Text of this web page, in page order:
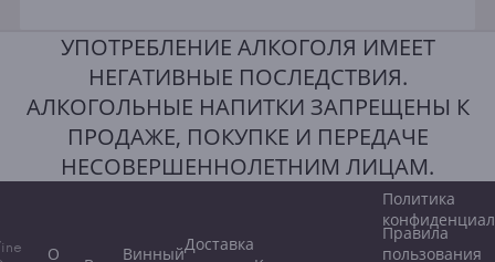
УПОТРЕБЛЕНИЕ АЛКОГОЛЯ ИМЕЕТ
НЕГАТИВНЫЕ ПОСЛЕДСТВИЯ.
АЛКОГОЛЬНЫЕ НАПИТКИ ЗАПРЕЩЕНЫ К
ПРОДАЖЕ, ПОКУПКЕ И ПЕРЕДАЧЕ
НЕСОВЕРШЕННОЛЕТНИМ ЛИЦАМ.
О ВинныйДоставка
Политика
Правила
пользования